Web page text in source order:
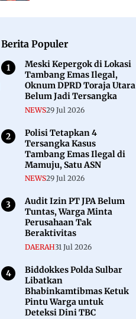
Berita Populer
Meski Kepergok di Lokasi
Tambang Emas Ilegal,
Oknum DPRD Toraja Utara
Belum Jadi Tersangka
NEWS29 Jul 2026
Polisi Tetapkan 4
Tersangka Kasus
Tambang Emas Ilegal di
Mamuju, Satu ASN
NEWS29 Jul 2026
Audit Izin PT JPA Belum
Tuntas, Warga Minta
Perusahaan Tak
Beraktivitas
DAERAH31 Jul 2026
Biddokkes Polda Sulbar
Libatkan
Bhabinkamtibmas Ketuk
Pintu Warga untuk
Deteksi Dini TBC